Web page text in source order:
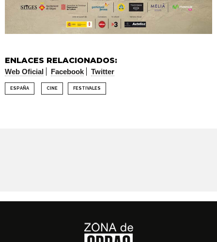
ENLACES RELACIONADOS:
Web Oficial Facebook Twitter
ESPAÑA CINE FESTIVALES